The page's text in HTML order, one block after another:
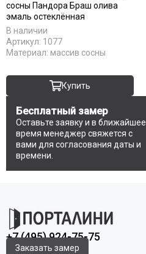
RAL 7016
RAL 9010
Stone oak
White silk
сосны Пандора Браш олива
эмаль остеклённая
В наличии
Артикул: 1077
Материал: массив сосны
Купить
Бесплатный замер
Оставьте заявку и в ближайшее
время менеджер свяжется с
вами для согласования даты и
времени.
+7 (495) 924-75-75
Заказать замер